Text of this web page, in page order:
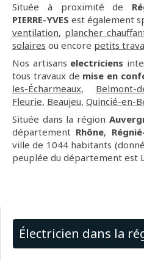
Située à proximité de
PIERRE-YVES est également
ventilation, plancher
solaires ou encore petits
Nos artisans electriciens
tous travaux de mise en
les-Écharmeaux, Belmont-
Fleurie, Beaujeu, Quincié-en-
Située dans la région
département Rhône,
ville de 1044 habitants
peuplée du département est
Électricien dans la